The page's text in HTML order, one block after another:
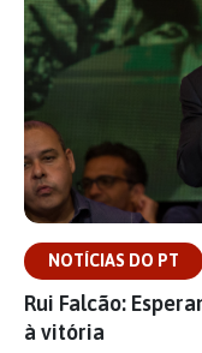
NOTÍCIAS DO PT
Rui Falcão:
à vitória